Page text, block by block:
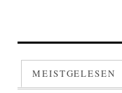
MEISTGELESEN